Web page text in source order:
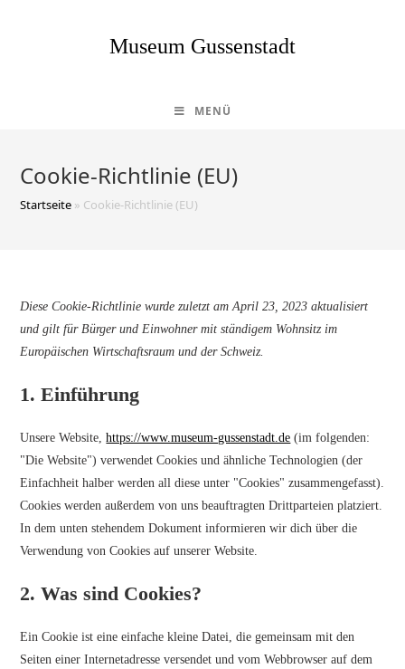
Museum Gussenstadt
MENÜ
Cookie-Richtlinie (EU)
Startseite » Cookie-Richtlinie (EU)
Diese Cookie-Richtlinie wurde zuletzt am April 23, 2023 aktualisiert
und gilt für Bürger und Einwohner mit ständigem Wohnsitz im
Europäischen Wirtschaftsraum und der Schweiz.
1. Einführung
Unsere Website,https://www.museum-gussenstadt.de (im folgenden:
"Die Website") verwendet Cookies und ähnliche Technologien (der
Einfachheit halber werden all diese unter "Cookies" zusammengefasst).
Cookies werden außerdem von uns beauftragten Drittparteien platziert.
In dem unten stehendem Dokument informieren wir dich über die
Verwendung von Cookies auf unserer Website.
2. Was sind Cookies?
Ein Cookie ist eine einfache kleine Datei, die gemeinsam mit den
Seiten einer Internetadresse versendet und vom Webbrowser auf dem